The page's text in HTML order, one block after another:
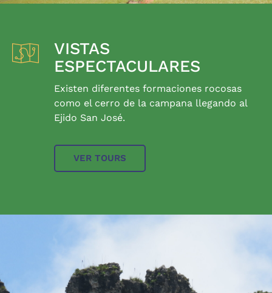
VISTAS
ESPECTACULARES
Existen diferentes formaciones rocosas
como el cerro de la campana llegando al
Ejido San José.
VER TOURS